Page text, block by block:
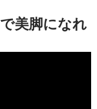
美脚になれ